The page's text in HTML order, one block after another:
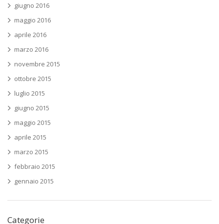
giugno 2016
maggio 2016
aprile 2016
marzo 2016
novembre 2015
ottobre 2015
luglio 2015
giugno 2015
maggio 2015
aprile 2015
marzo 2015
febbraio 2015
gennaio 2015
Categorie